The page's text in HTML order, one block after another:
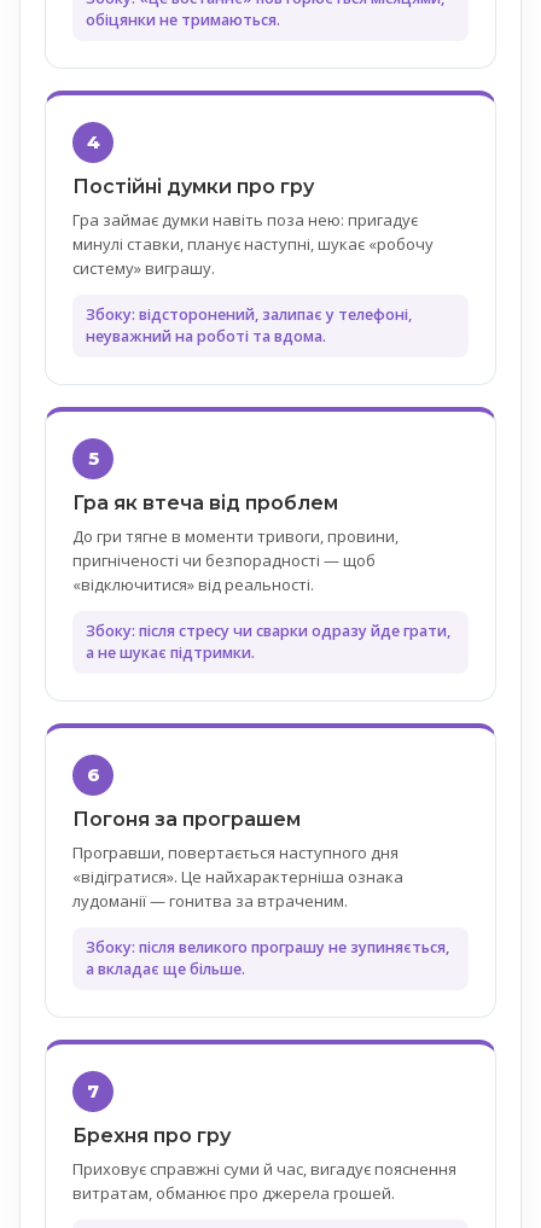
обіцянки не тримаються.
4
Постійні думки про гру
Гра займає думки навіть поза нею: пригадує
минулі ставки, планує наступні, шукає «робочу
систему» виграшу.
Збоку: відсторонений, залипає у телефоні,
неуважний на роботі та вдома.
5
Гра як втеча від проблем
До гри тягне в моменти тривоги, провини,
пригніченості чи безпорадності — щоб
«відключитися» від реальності.
Збоку: після стресу чи сварки одразу йде грати,
а не шукає підтримки.
6
Погоня за програшем
Програвши, повертається наступного дня
«відігратися». Це найхарактерніша ознака
лудоманії — гонитва за втраченим.
Збоку: після великого програшу не зупиняється,
а вкладає ще більше.
7
Брехня про гру
Приховує справжні суми й час, вигадує пояснення
витратам, обманює про джерела грошей.